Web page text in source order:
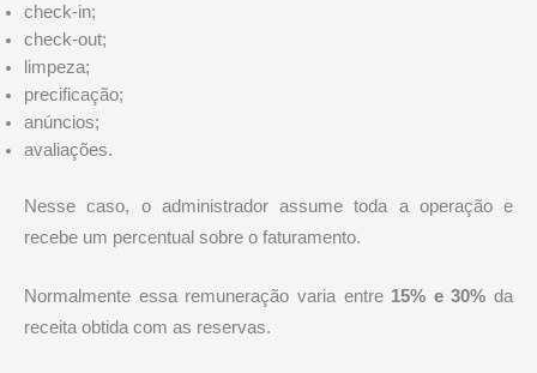
check-in;
check-out;
limpeza;
precificação;
anúncios;
avaliações.
Nesse caso, o administrador assume toda a operação e
recebe um percentual sobre o faturamento.
Normalmente essa remuneração varia entre 15% e 30% da
receita obtida com as reservas.